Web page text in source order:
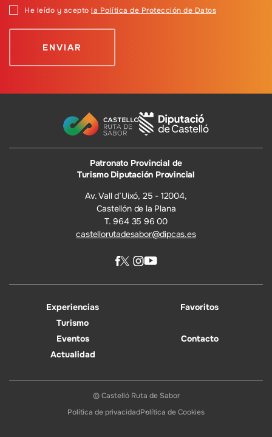
He leído y acepto la Política de Protección de Datos
Patronato Provincial de
Turismo Diputación Provincial
Av. Vall d’Uixó, 25 - 12004,
Castellón de la Plana
T. 964 35 96 00
castellorutadesabor@dipcas.es
Experiencias
Turismo
Eventos
Actualidad
Favoritos
Contacto
© Castelló Ruta de Sabor
Política de privacidadPolítica de Cookies